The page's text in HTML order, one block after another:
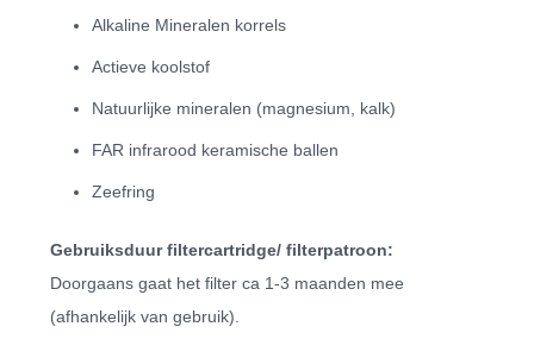
Alkaline Mineralen korrels
Actieve koolstof
Natuurlijke mineralen (magnesium, kalk)
FAR infrarood keramische ballen
Zeefring
Gebruiksduur filtercartridge/ filterpatroon:
Doorgaans gaat het filter ca 1-3 maanden mee
(afhankelijk van gebruik).